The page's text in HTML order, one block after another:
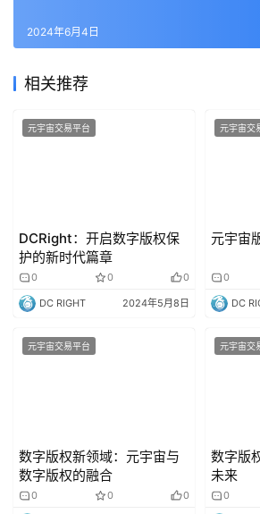
2024年6月4日
相关推荐
元宇宙交易平台
DCRight：开启数字版权保
护的新时代篇章
0 0 0
DC RIGHT 2024年5月8日
元宇宙交
元宇宙
0
DC
元宇宙交易平台
数字版权新领域：元宇宙与
数字版权的融合
0 0 0
元宇宙交
数字版
未来
0